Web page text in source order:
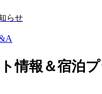
らせ
情報＆宿泊